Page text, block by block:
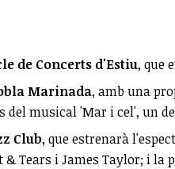
de Concerts d'Estiu, que
Marinada, amb una
musical 'Mar i cel', un
Club, que estrenarà
Tears i James Taylor; i la